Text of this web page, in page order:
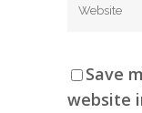
Save
website